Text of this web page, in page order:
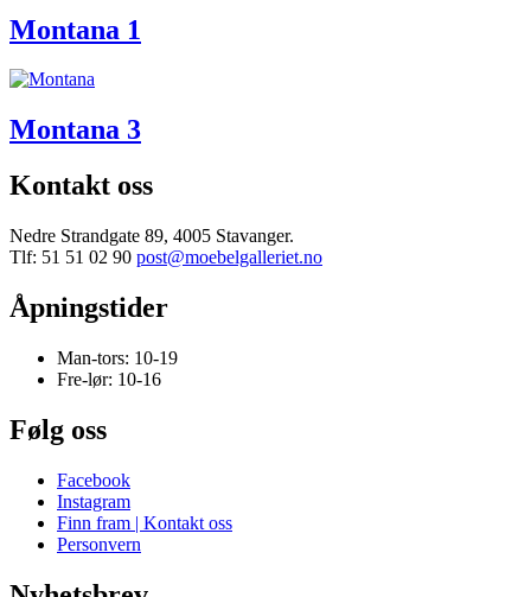
Montana 1
Montana 3
Kontakt oss
Nedre Strandgate 89, 4005 Stavanger.
Tlf: 51 51 02 90 post@moebelgalleriet.no
Åpningstider
Man-tors: 10-19
Fre-lør: 10-16
Følg oss
Facebook
Instagram
Finn fram | Kontakt oss
Personvern